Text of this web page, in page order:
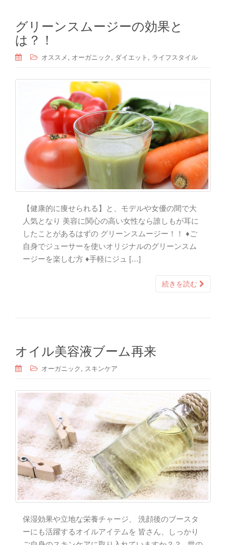
グリーンスムージーの効果と
は？！
オススメ, オーガニック, ダイエット , ライフスタイル
【健康的に痩せられる】と、モデルや女優の間で大
人気となり 美容に関心の高い女性なら誰しもが耳に
したことがあるはずの グリーンスムージー！！ ♦ご
自身でジューサーを使いオリジナルのグリーンスム
ージーを楽しむ方 ♦手軽にジュ […]
続きを読む
オイル美容液ブーム再来
オーガニック, スキンケア
保湿効果や立地な栄養チャージ、 洗顔後のブースタ
ーにも活躍するオイルアイテムを 皆さん、しっかり